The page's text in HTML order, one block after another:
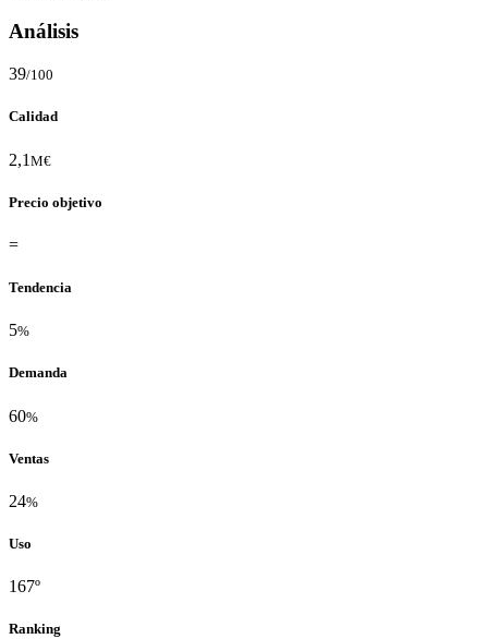
Análisis
39/100
Calidad
2,1 M€
Precio objetivo
=
Tendencia
5%
Demanda
60%
Ventas
24%
Uso
167º
Ranking